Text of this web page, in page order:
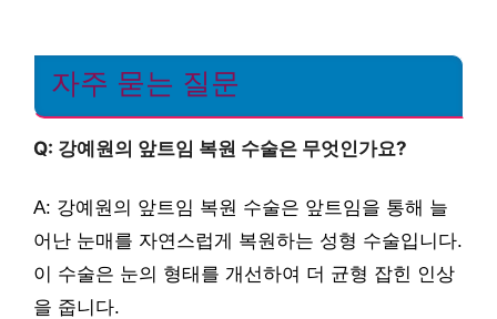
자주 묻는 질문
Q: 강예원의 앞트임 복원 수술은 무엇인가요?
A: 강예원의 앞트임 복원 수술은 앞트임을 통해 늘
어난 눈매를 자연스럽게 복원하는 성형 수술입니다.
이 수술은 눈의 형태를 개선하여 더 균형 잡힌 인상
을 줍니다.